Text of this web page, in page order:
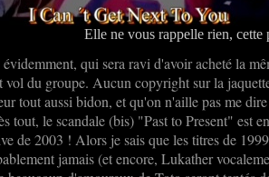
Elle ne vous rappelle rien, cette
qui sera ravi d'avoir acheté la
du groupe. Aucun copyright sur la
tout aussi bidon, et qu'on n'aille pas me
tout, le scandale (bis) "Past to Present" est
de 2003 ! Alors je sais que les titres de
jamais (et encore, Lukather